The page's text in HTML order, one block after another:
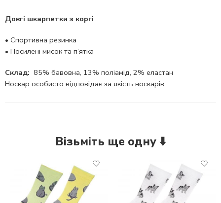
Довгі шкарпетки з коргі
• Спортивна резинка
• Посилені мисок та п’ятка
Склад: 85% бавовна, 13% поліамід, 2% еластан
Носкар особисто відповідає за якість носкарів
Візьміть ще одну ⬇️